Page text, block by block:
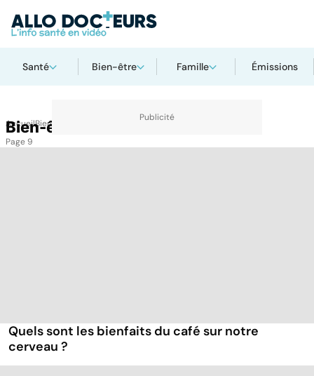
Santé Bien-être Famille Émissions
AccueilBien-être
Bien-être
Page 9
Quels sont les bienfaits du café sur notre
cerveau ?